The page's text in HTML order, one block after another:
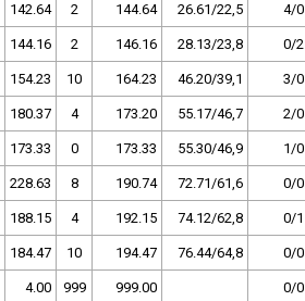
142.64 2 144.64 26.61/22,5 4/0
144.16 2 146.16 28.13/23,8 0/2
154.23 10 164.23 46.20/39,1 3/0
180.37 4 173.20 55.17/46,7 2/0
173.33 0 173.33 55.30/46,9 1/0
228.63 8 190.74 72.71/61,6 0/0
188.15 4 192.15 74.12/62,8 0/1
184.47 10 194.47 76.44/64,8 0/0
4.00 999 999.00 0/0